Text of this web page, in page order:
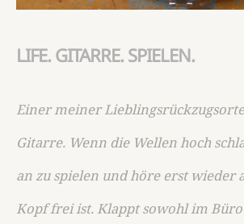
LIFE. GITARRE. SPIELEN.
Einer meiner
Gitarre. Wenn die Wellen hoch
an zu spielen und höre erst wieder
Kopf frei ist. Klappt sowohl im Büro